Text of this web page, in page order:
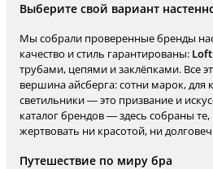
Выберите свой вариант
Мы собрали проверенные бренды
качество и стиль гарантированы:
трубами, цепями и заклёпками. Все
вершина айсберга: сотни марок, для
светильники — это призвание и
каталог брендов — здесь собраны те,
жертвовать ни красотой, ни
Путешествие по миру бра